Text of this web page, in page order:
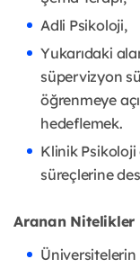
Adli Psikoloji,
Yukarıdaki
süpervizyon
öğrenmeye
hedeflemek.
Klinik Psikoloji
süreçlerine
Aranan Nitelikler
Üniversitelerin